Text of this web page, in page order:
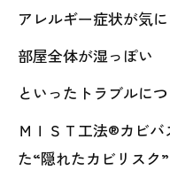
アレルギー症状が気
部屋全体が湿っぽい
といったトラブルに
ＭＩＳＴ工法®カビ
た“隠れたカビリスク